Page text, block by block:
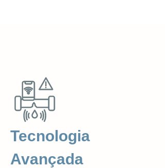
Tecnologia
Avançada